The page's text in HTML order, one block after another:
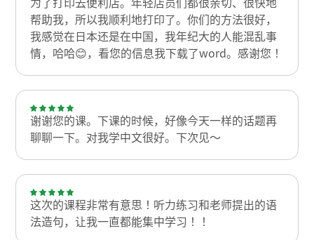
帮助我，所以我顺利地打印了。你们的方法很好，
我感觉在日本还是在中国，我年纪大的人能混乱事
情，哈哈😊，看您的信息我下载了word。感谢您！
谢谢您的课。下课的时候，好像今天一样的话题再
聊聊一下。对我学中文很好。下次见～
这次的课程非常有意思！听力练习和老师提出的语
法造句，让我一直都能集中学习！！